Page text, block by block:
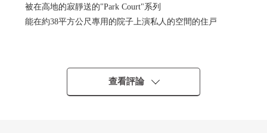
被在高地的寂靜送的"Park Court"系列
能在約38平方公尺專用的院子上演私人的空間的住戸
━━━━━━━━━━━━━━━・・・・・
○ 留有屋敷町的香氣的清靜的高地的宅邸地
○ 能使用3線路3車站的位置
查看評論